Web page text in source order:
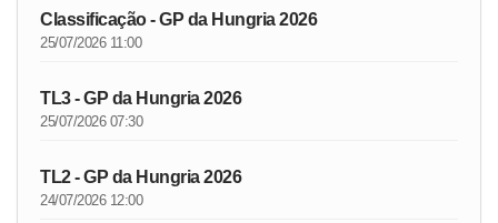
Classificação - GP da Hungria 2026
25/07/2026 11:00
TL3 - GP da Hungria 2026
25/07/2026 07:30
TL2 - GP da Hungria 2026
24/07/2026 12:00